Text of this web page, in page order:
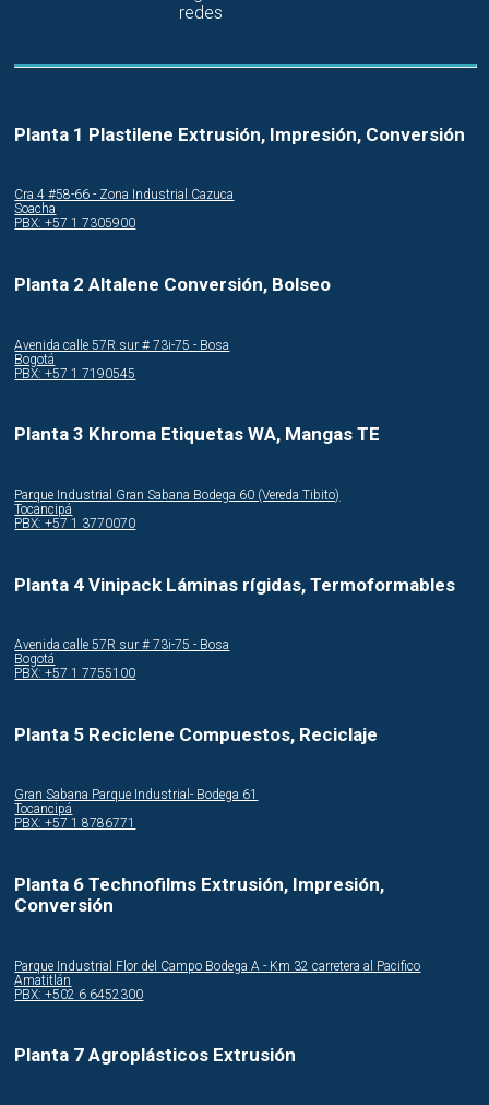
redes
Planta 1 Plastilene Extrusión, Impresión, Conversión
Cra.4 #58-66 - Zona Industrial Cazuca
Soacha
PBX: +57 1 7305900
Planta 2 Altalene Conversión, Bolseo
Avenida calle 57R sur # 73i-75 - Bosa
Bogotá
PBX: +57 1 7190545
Planta 3 Khroma Etiquetas WA, Mangas TE
Parque Industrial Gran Sabana Bodega 60 (Vereda Tibito)
Tocancipá
PBX: +57 1 3770070
Planta 4 Vinipack Láminas rígidas, Termoformables
Avenida calle 57R sur # 73i-75 - Bosa
Bogotá
PBX: +57 1 7755100
Planta 5 Reciclene Compuestos, Reciclaje
Gran Sabana Parque Industrial- Bodega 61
Tocancipá
PBX: +57 1 8786771
Planta 6 Technofilms Extrusión, Impresión,
Conversión
Parque Industrial Flor del Campo Bodega A - Km 32 carretera al Pacifico
Amatitlán
PBX: +502 6 6452300
Planta 7 Agroplásticos Extrusión